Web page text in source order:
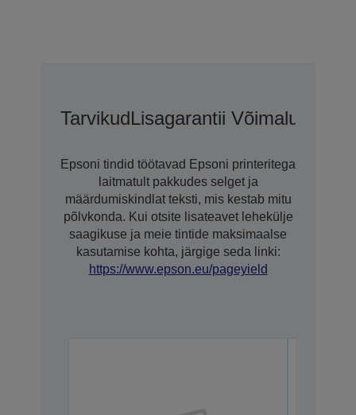
TarvikudLisagarantii Võimalused
Epsoni tindid töötavad Epsoni printeritega
laitmatult pakkudes selget ja
määrdumiskindlat teksti, mis kestab mitu
põlvkonda. Kui otsite lisateavet lehekülje
saagikuse ja meie tintide maksimaalse
kasutamise kohta, järgige seda linki:
https://www.epson.eu/pageyield